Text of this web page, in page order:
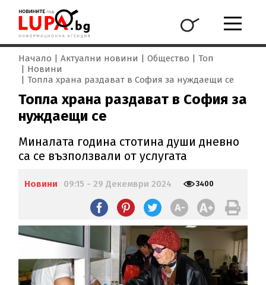
Начало Актуални новини Общество
Топ
Новини
Топла храна раздават в София за нуждаещи се
Топла храна раздават в София за
нуждаещи се
Миналата година стотина души дневно
са се възползвали от услугата
Новини 09:15 - 29 Декември 2024 3400